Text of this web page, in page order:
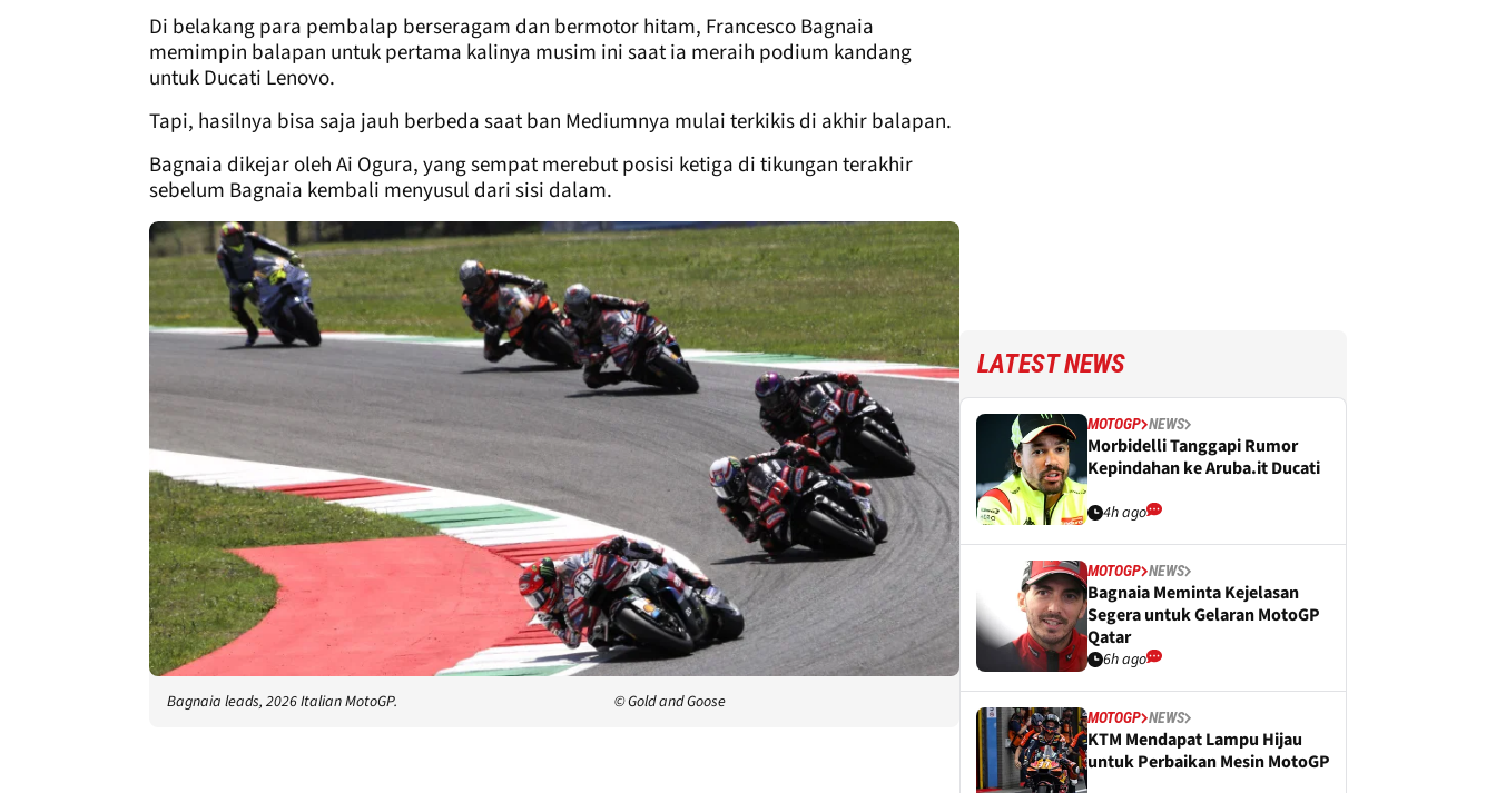
Di belakang para pembalap berseragam dan bermotor hitam, Francesco Bagnaia
memimpin balapan untuk pertama kalinya musim ini saat ia meraih podium kandang
untuk Ducati Lenovo.
Tapi, hasilnya bisa saja jauh berbeda saat ban Mediumnya mulai terkikis di akhir balapan.
Bagnaia dikejar oleh Ai Ogura, yang sempat merebut posisi ketiga di tikungan terakhir
sebelum Bagnaia kembali menyusul dari sisi dalam.
Bagnaia leads, 2026 Italian MotoGP. © Gold and Goose
LATEST NEWS
MOTOGP NEWS
Morbidelli Tanggapi Rumor
Kepindahan ke Aruba.it Ducati
4h ago
MOTOGP NEWS
Bagnaia Meminta Kejelasan
Segera untuk Gelaran MotoGP
Qatar
6h ago
MOTOGP NEWS
KTM Mendapat Lampu Hijau
untuk Perbaikan Mesin MotoGP